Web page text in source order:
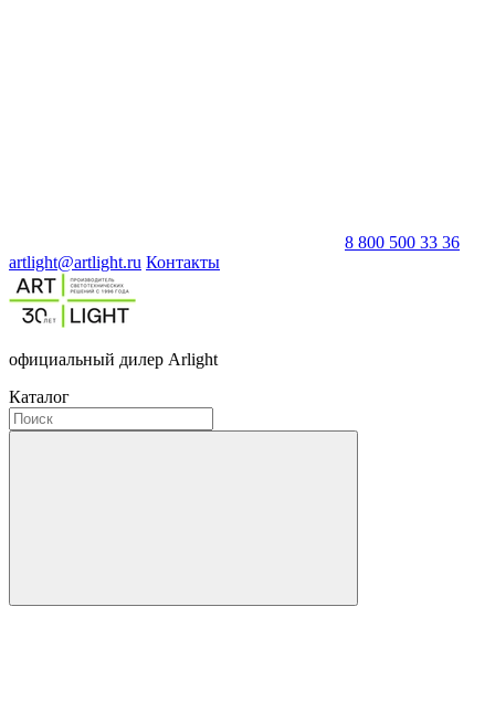
8 800 500 33 36
artlight@artlight.ru Контакты
официальный дилер Arlight
Каталог